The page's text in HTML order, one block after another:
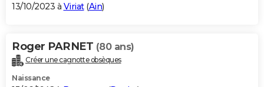
13/10/2023 à Viriat(Ain)
Roger PARNET (80 ans)
Créer une cagnotte obsèques
Naissance